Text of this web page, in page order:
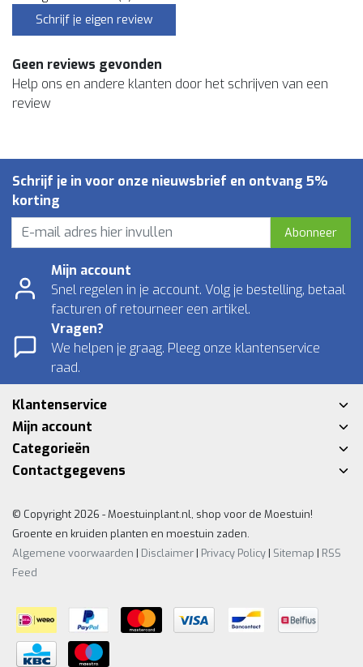
Schrijf je eigen review
Geen reviews gevonden
Help ons en andere klanten door het schrijven van een
review
Schrijf je in voor onze nieuwsbrief en ontvang 5%
korting
Abonneer
Mijn account
Snel regelen in je account. Volg je bestelling, betaal
facturen of retourneer een artikel.
Vragen?
We helpen je graag. Pleeg onze klantenservice
raad.
Klantenservice
Mijn account
Categorieën
Contactgegevens
© Copyright 2026 - Moestuinplant.nl, shop voor de Moestuin!
Groente en kruiden planten en moestuin zaden.
Algemene voorwaarden | Disclaimer | Privacy Policy | Sitemap | RSS
Feed